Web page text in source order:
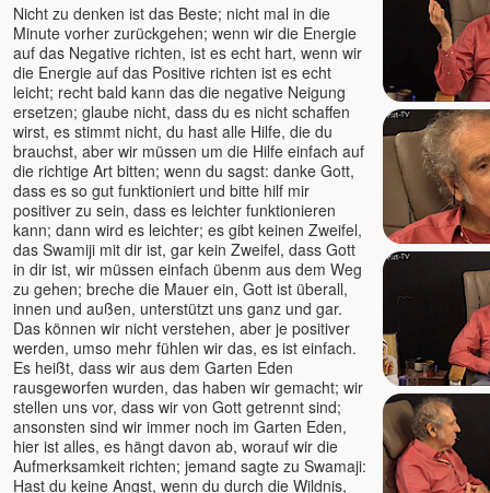
Nicht zu denken ist das Beste; nicht mal in die
Minute vorher zurückgehen; wenn wir die Energie
auf das Negative richten, ist es echt hart, wenn wir
die Energie auf das Positive richten ist es echt
leicht; recht bald kann das die negative Neigung
ersetzen; glaube nicht, dass du es nicht schaffen
wirst, es stimmt nicht, du hast alle Hilfe, die du
brauchst, aber wir müssen um die Hilfe einfach auf
die richtige Art bitten; wenn du sagst: danke Gott,
dass es so gut funktioniert und bitte hilf mir
positiver zu sein, dass es leichter funktionieren
kann; dann wird es leichter; es gibt keinen Zweifel,
das Swamiji mit dir ist, gar kein Zweifel, dass Gott
in dir ist, wir müssen einfach übenm aus dem Weg
zu gehen; breche die Mauer ein, Gott ist überall,
innen und außen, unterstützt uns ganz und gar.
Das können wir nicht verstehen, aber je positiver
werden, umso mehr fühlen wir das, es ist einfach.
Es heißt, dass wir aus dem Garten Eden
rausgeworfen wurden, das haben wir gemacht; wir
stellen uns vor, dass wir von Gott getrennt sind;
ansonsten sind wir immer noch im Garten Eden,
hier ist alles, es hängt davon ab, worauf wir die
Aufmerksamkeit richten; jemand sagte zu Swamaji:
Hast du keine Angst, wenn du durch die Wildnis,